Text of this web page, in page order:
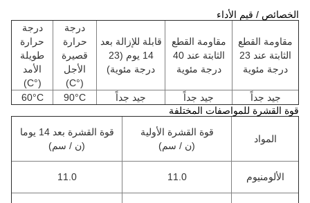
الخصائص / قيم الأداء
مقاومة القطع
الثابتة عند 23
درجة مئوية
مقاومة القطع
الثابتة عند 40
درجة مئوية
قابلة للإزالة بعد
14 يوم (23
درجة مئوية)
درجة
حرارة
قصيرة
الأجل
(°C)
درجة
حرارة
طويلة
الأمد
(
°C
)
جيد جداً
جيد جداً جيد جداً 90°C
60°C
قوة القشرة للمواصفات المختلفة
المواد
قوة القشرة الأولية
(ن / سم)
قوة القشرة بعد 14 يوما
(ن / سم)
الألومنيوم 11.0
11.0